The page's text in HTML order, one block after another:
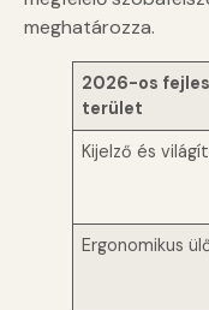
meghatározza.
2026-os
terület
Kijelző és
Ergonomikus